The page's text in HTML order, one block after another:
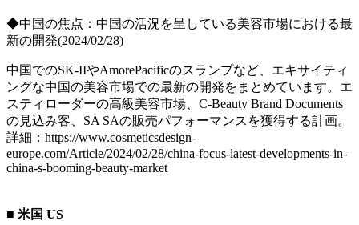
◆中国の焦点：中国の活況を呈している美容市場における最
新の開発(2024/02/28)
中国でのSK-IIやAmorePacificのスランプなど、エキサイティ
ングな中国の美容市場での最新の開発をまとめています。エ
スティローダーの高級美容市場、C-Beauty Brand Documents
の見込み客、SA SAの販売パフォーマンスを獲得する計画。
詳細：https://www.cosmeticsdesign-
europe.com/Article/2024/02/28/china-focus-latest-developments-in-
china-s-booming-beauty-market
■ 米国 US